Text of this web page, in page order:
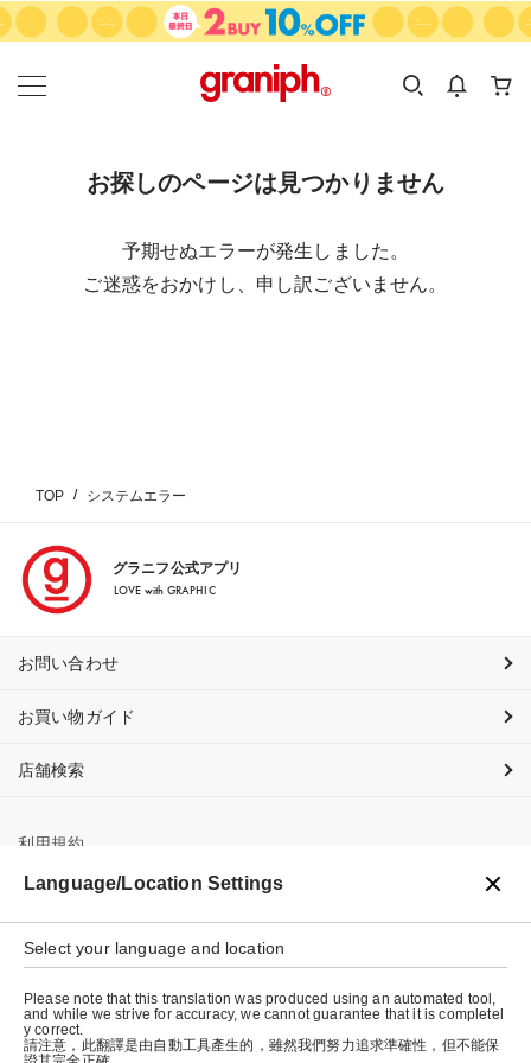
カテゴリーから探す
KIDS
カテゴリ
サイズ
お探しのページは見つかりません
予期せぬエラーが発生しました。
ご迷惑をおかけし、申し訳ございません。
TOP システムエラー
グラニフ公式アプリ
LOVE with GRAPHIC
お問い合わせ
お買い物ガイド
店舗検索
利用規約
プライバシーポリシー
特定商取引法に基づく表示
会社概要
Language/Location Settings
Select your language and location
Please note that this translation was produced using an automated tool,
and while we strive for accuracy, we cannot guarantee that it is completel
y correct.
請注意，此翻譯是由自動工具產生的，雖然我們努力追求準確性，但不能保